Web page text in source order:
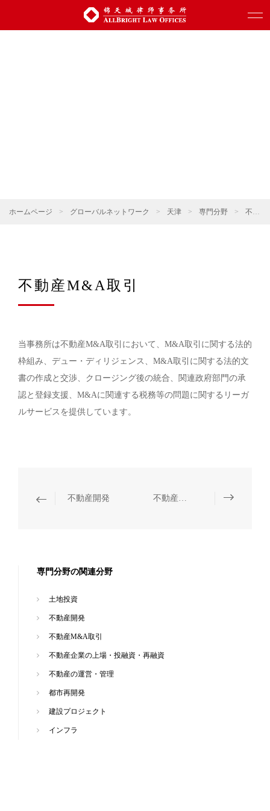
ホームページ > グローバルネットワーク > 天津 > 専門分野 > 不動産・建設プロジェクト
不動産M&A取引
当事務所は不動産M&A取引において、M&A取引に関する法的
枠組み、デュー・ディリジェンス、M&A取引に関する法的文
書の作成と交渉、クロージング後の統合、関連政府部門の承
認と登録支援、M&Aに関連する税務等の問題に関するリーガ
ルサービスを提供しています。
不動産開発 不動産企業の上場・投融資・再融資
専門分野の関連分野
土地投資
不動産開発
不動産M&A取引
不動産企業の上場・投融資・再融資
不動産の運営・管理
都市再開発
建設プロジェクト
インフラ